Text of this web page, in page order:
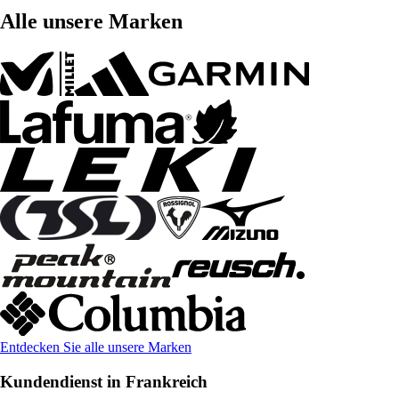
Alle unsere Marken
Entdecken Sie alle unsere Marken
Kundendienst in Frankreich